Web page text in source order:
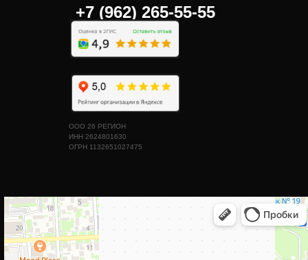
ООО 26 РЕГИОН
ИНН 2624801630
ОГРН 1132651027475
+7 (962) 265-55-55‬